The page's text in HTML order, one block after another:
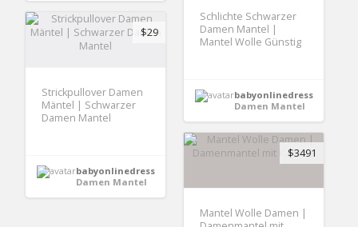
Schlichte Schwarzer
Damen Mantel |
Mantel Wolle Günstig
babyonlinedress
Damen Mantel
$29
Strickpullover Damen
Mäntel | Schwarzer
Damen Mantel
babyonlinedress
Damen Mantel
$3491
Mantel Wolle Damen |